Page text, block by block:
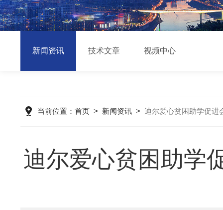
新闻资讯 技术文章 视频中心
当前位置： 首页> 新闻资讯> 迪尔爱心贫困助学促进
迪尔爱心贫困助学